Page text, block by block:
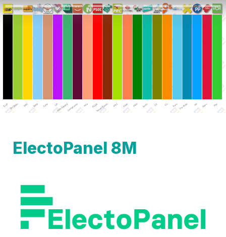
ElectoPanel 8M